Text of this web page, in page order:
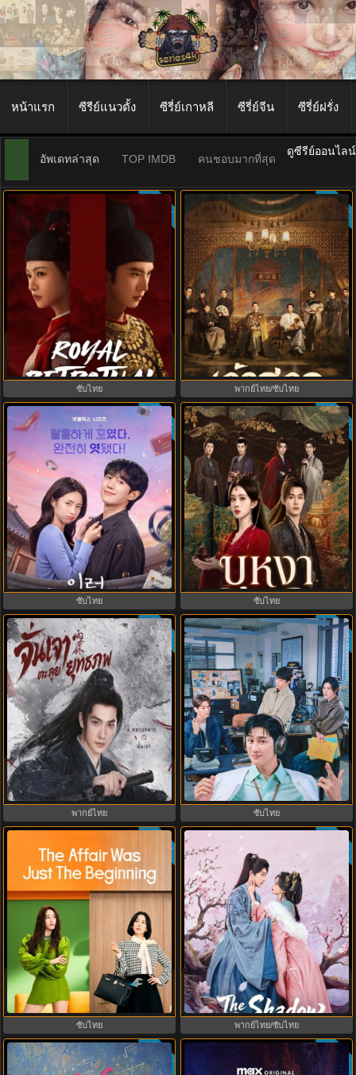
หน้าแรก ซีรีย์แนวตั้ง ซีรี่ย์เกาหลี ซีรี่ย์จีน ซีรี่ย์ฝรั่ง
อัพเดทล่าสุด TOP IMDB คนชอบมากที่สุด
ดูซีรีย์ออนไล
Royal Betrothal (2026) สัญญาวิวาห์
แห่งราชวงศ์ พากย์ไทย ซับไทย
EP1-32
ซับไทย
ซับไทย
Mystic Nine เก้าสกุล (2026) พากย์
ไทย ซับไทย EP.1-30
9.0 ซับไทย
พากย์ไทย/ซับไทย
Our Sticky Love รักติดหนึบ (2026)
พากย์ไทย ซับไทย EP.1-12
6.0 ซับไทย
ซับไทย
Blossom of Power (2026) บุหงา
ซ่อนคม พากย์ไทย ซับไทย EP1-36
ซับไทย
ซับไทย
Zhan Zhao Adventures จั่นเจาตะลุย
ยุทธภพ (2026) พากย์ไทย ซับไทย
EP.1-37 (จบ)
5.0 ซับไทย
พากย์ไทย
Flex X Cop 2 คุณชายสายสืบ ซีซั่น
2 (2026) พากย์ไทย ซับไทย EP.1-14
8.0 ซับไทย
ซับไทย
The Affair Was Just The Beginning
ชู้รักอำพรางเลือด (2026) พากย์ไทย
ซับไทย EP.1-8
ซับไทย
ซับไทย
Princess Zhaoyang องค์หญิงเจา
หยาง (2026) พากย์ไทย ซับไทย
EP.1-18
8.0 ซับไทย
พากย์ไทย/ซับไทย
9.0 ซับไทย 9.3 ซับไทย